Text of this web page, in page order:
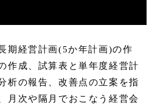
期経営計画(5か年計画)の作
作成、試算表と単年度経営計
析の報告、改善点の立案を指
月次や隔月でおこなう経営会